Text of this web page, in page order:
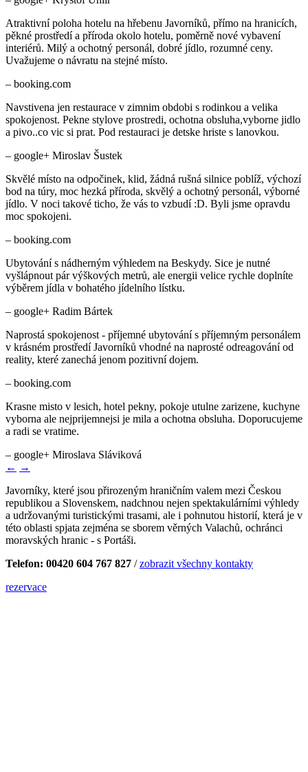
Navstivena jen restaurace v zimnim obdobi s rodinkou a velika
spokojenost. Pekne stylove prostredi, ochotna obsluha,vyborne jidlo
a pivo..co vic si prat. Pod restauraci je detske hriste s lanovkou.
– google+ Miroslav Šustek
Skvělé místo na odpočinek, klid, žádná rušná silnice poblíž, výchozí
bod na túry, moc hezká příroda, skvělý a ochotný personál, výborné
jídlo. V noci takové ticho, že vás to vzbudí :D. Byli jsme opravdu
Ubytování s nádherným výhledem na Beskydy. Sice je nutné
vyšlápnout pár výškových metrů, ale energii velice rychle doplníte
výběrem jídla v bohatého jídelního lístku.
– google+ Radim Bártek
Naprostá spokojenost - příjemné ubytování s příjemným personálem
v krásném prostředí Javorníků vhodné na naprosté odreagování od
reality, které zanechá jenom pozitivní dojem.
– booking.com
Krasne misto v lesich, hotel pekny, pokoje utulne zarizene, kuchyne
vyborna ale nejprijemnejsi je mila a ochotna obsluha. Doporucujeme
a radi se vratime.
– google+ Miroslava Sláviková
Javorníky, které jsou přirozeným hraničním valem mezi Českou
republikou a Slovenskem, nadchnou nejen spektakulárními výhledy
této oblasti spjata zejména se sborem věrných Valachů, ochránci
moravských hranic - s Portáši.
Telefon: 00420 604 767 827/zobrazit všechny kontakty
rezervace